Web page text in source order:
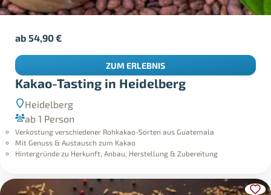
Kakao-Tasting in Heidelberg
Heidelberg
ab 1 Person
Verkostung verschiedener Rohkakao-Sorten aus Guatemala
Mit Genuss & Austausch zum Kakao
Hintergründe zu Herkunft, Anbau, Herstellung & Zubereitung
ab 54,90€
ZUM ERLEBNIS